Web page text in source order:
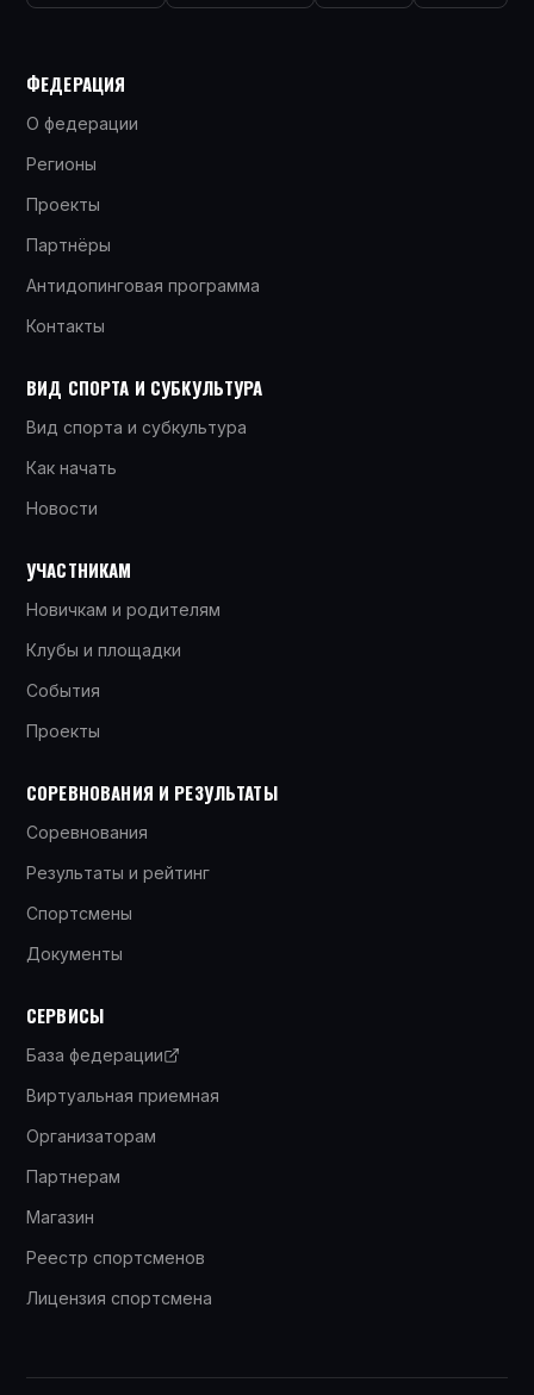
ФЕДЕРАЦИЯ
О федерации
Регионы
Проекты
Партнёры
Антидопинговая программа
Контакты
ВИД СПОРТА И СУБКУЛЬТУРА
Вид спорта и субкультура
Как начать
Новости
УЧАСТНИКАМ
Новичкам и родителям
Клубы и площадки
События
Проекты
СОРЕВНОВАНИЯ И РЕЗУЛЬТАТЫ
Соревнования
Результаты и рейтинг
Спортсмены
Документы
СЕРВИСЫ
База федерации
Виртуальная приемная
Организаторам
Партнерам
Магазин
Реестр спортсменов
Лицензия спортсмена